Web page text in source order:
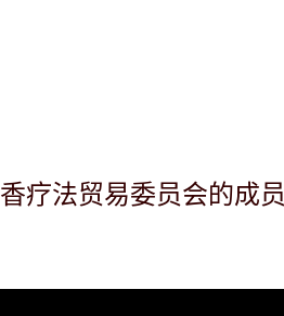
疗法贸易委员会的成员